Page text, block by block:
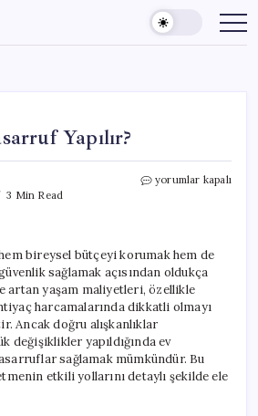
Yapılır?
3 Min Read
Evde
yorumlar kapalı
bireysel bütçeyi korumak hem de
sağlamak açısından oldukça
artan yaşam maliyetleri, özellikle
harcamalarında dikkatli olmayı
Ancak doğru alışkanlıklar
değişiklikler yapıldığında ev
sağlamak mümkündür. Bu
etkili yollarını detaylı şekilde ele